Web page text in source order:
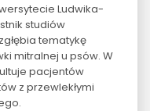
Ludwika-
studiów
tematykę
mitralnej u psów. W
pacjentów
z przewlekłymi